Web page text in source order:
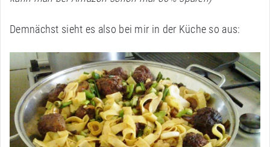
Demnächst sieht es also bei mir in der Küche so aus: